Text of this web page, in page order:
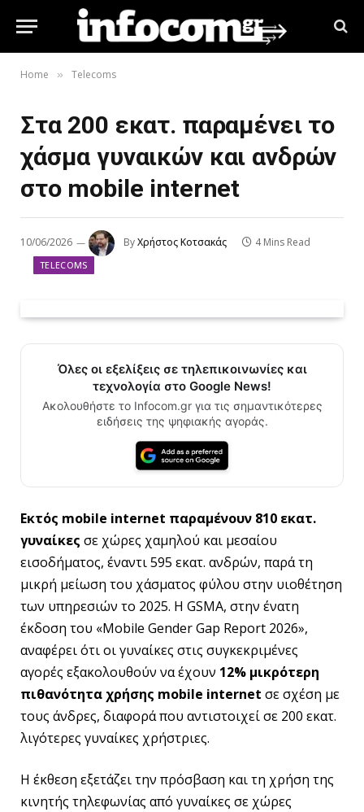
Home » Telecoms
Στα 200 εκατ. παραμένει το
χάσμα γυναικών και ανδρών
στο mobile internet
10/06/2026 ByΧρήστος Κοτσακάς 4 Mins Read
TELECOMS
Όλες οι εξελίξεις σε τηλεπικοινωνίες και
τεχνολογία στο Google News!
Ακολουθήστε το Infocom.gr για τις σημαντικότερες
ειδήσεις της ψηφιακής αγοράς.
Εκτός mobile internet παραμένουν 810 εκατ.
γυναίκες σε χώρες χαμηλού και μεσαίου
εισοδήματος, έναντι 595 εκατ. ανδρών, παρά τη
μικρή μείωση του χάσματος φύλου στην υιοθέτηση
των υπηρεσιών το 2025. Η GSMA, στην ένατη
έκδοση του «Mobile Gender Gap Report 2026»,
αναφέρει ότι οι γυναίκες στις συγκεκριμένες
αγορές εξακολουθούν να έχουν 12% μικρότερη
πιθανότητα χρήσης mobile internet σε σχέση με
τους άνδρες, διαφορά που αντιστοιχεί σε 200 εκατ.
λιγότερες γυναίκες χρήστριες.
Η έκθεση εξετάζει την πρόσβαση και τη χρήση της
κινητής τηλεφωνίας από γυναίκες σε χώρες